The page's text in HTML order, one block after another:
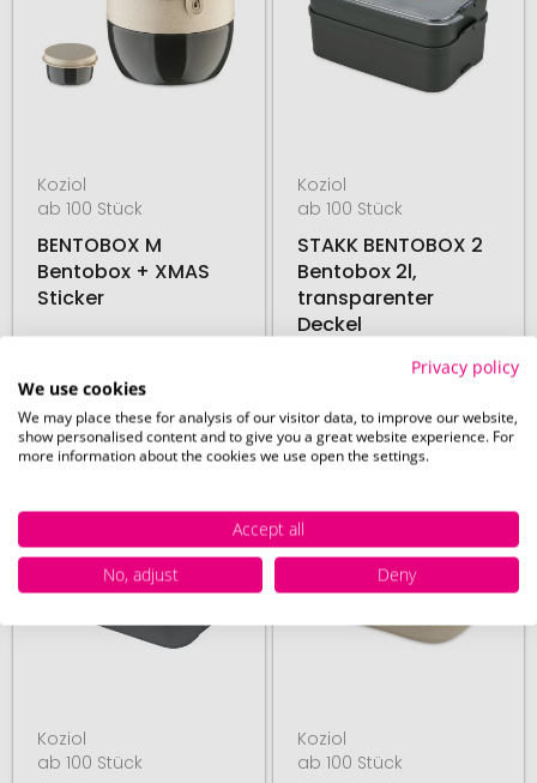
Koziol
ab 100 Stück
BENTOBOX M
Bentobox + XMAS
Sticker
ab7,01 €
Koziol
ab 100 Stück
STAKK BENTOBOX 2
Bentobox 2l,
transparenter
Deckel
03. September
# 335.273337
Koziol
ab 100 Stück
MADE IN GERMANY
Koziol
ab 100 Stück
Privacy policy
We use cookies
We may place these for analysis of our visitor data, to improve our website,
show personalised content and to give you a great website experience. For
more information about the cookies we use open the settings.
Accept all
No, adjust
Deny